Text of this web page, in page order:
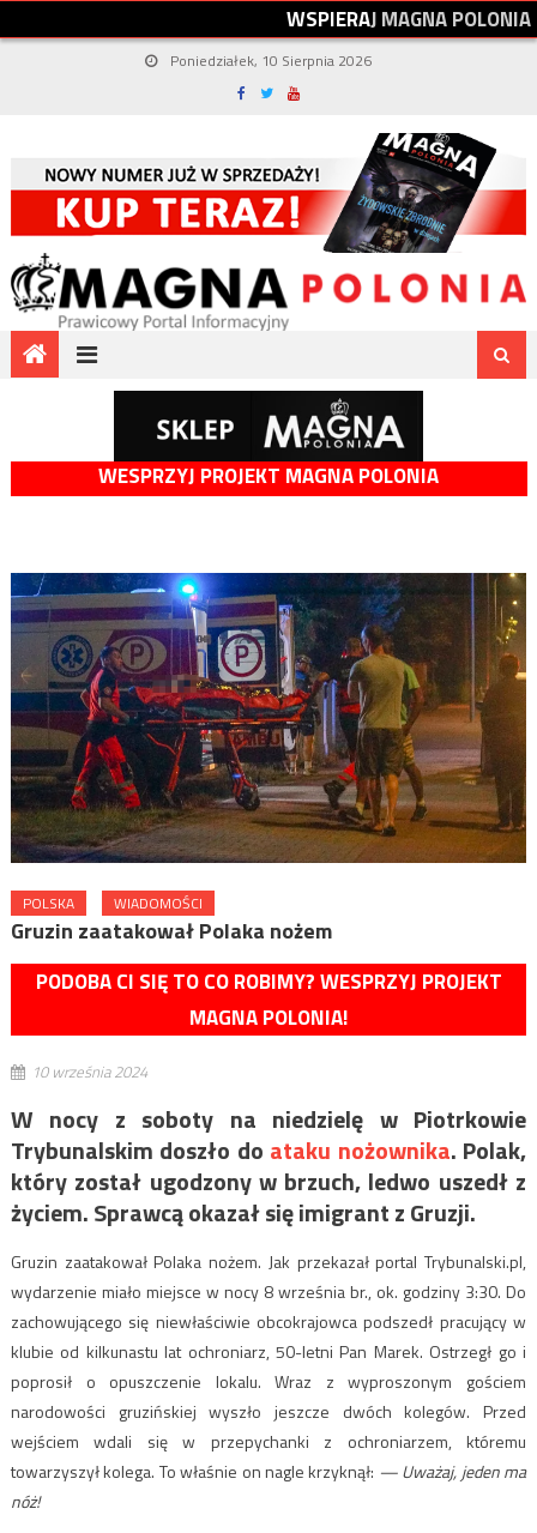
WSPIERAJMAGNAPOLONIA
Poniedziałek, 10 Sierpnia 2026
WESPRZYJ PROJEKT MAGNA POLONIA
POLSKA WIADOMOŚCI
Gruzin zaatakował Polaka nożem
PODOBA CI SIĘ TO CO ROBIMY? WESPRZYJ PROJEKT
MAGNA POLONIA!
10 września 2024
W nocy z soboty na niedzielę w Piotrkowie
Trybunalskim doszło do ataku nożownika. Polak,
który został ugodzony w brzuch, ledwo uszedł z
życiem. Sprawcą okazał się imigrant z Gruzji.
Gruzin zaatakował Polaka nożem. Jak przekazał portal Trybunalski.pl,
wydarzenie miało miejsce w nocy 8 września br., ok. godziny 3:30. Do
zachowującego się niewłaściwie obcokrajowca podszedł pracujący w
klubie od kilkunastu lat ochroniarz, 50-letni Pan Marek. Ostrzegł go i
poprosił o opuszczenie lokalu. Wraz z wyproszonym gościem
narodowości gruzińskiej wyszło jeszcze dwóch kolegów. Przed
wejściem wdali się w przepychanki z ochroniarzem, któremu
towarzyszył kolega. To właśnie on nagle krzyknął: — Uważaj, jeden ma
nóż!